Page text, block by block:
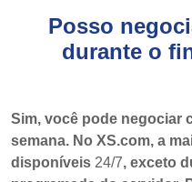
Posso
durante o
Sim, você pode negociar
semana. No XS.com, a
disponíveis 24/7, exceto